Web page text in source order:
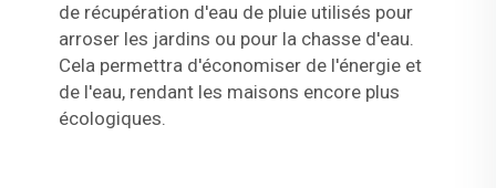
de récupération d'eau de pluie utilisés pour
arroser les jardins ou pour la chasse d'eau.
Cela permettra d'économiser de l'énergie et
de l'eau, rendant les maisons encore plus
écologiques.